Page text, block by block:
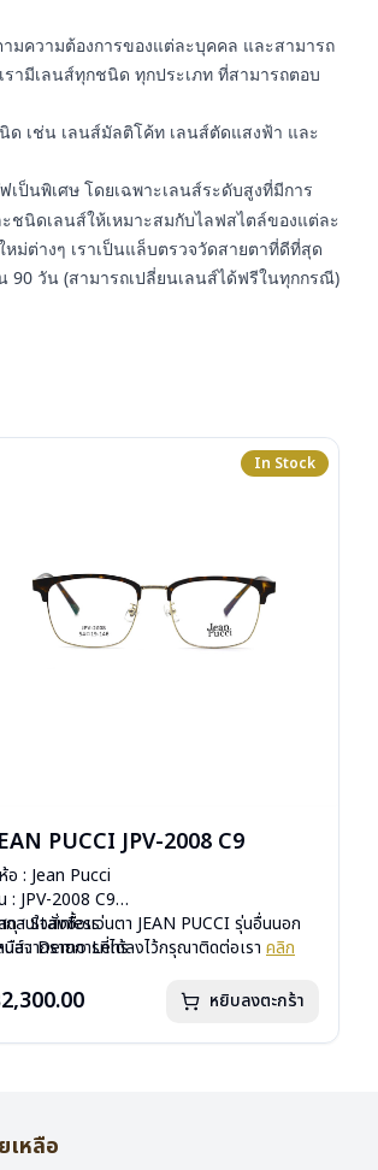
มความต้องการของแต่ละบุคคล และสามารถ
ามีเลนส์ทุกชนิด ทุกประเภท ที่สามารถตอบ
ด เช่น เลนส์มัลติโค้ท เลนส์ตัดแสงฟ้า และ
เป็นพิเศษ โดยเฉพาะเลนส์ระดับสูงที่มีการ
ชนิดเลนส์ให้เหมาะสมกับไลฟสไตล์ของแต่ละ
ม่ต่างๆ เราเป็นแล็บตรวจวัดสายตาที่ดีที่สุด
90 วัน (สามารถเปลี่ยนเลนส์ได้ฟรีในทุกกรณี)
In Stock
PUCCI JPV-2008 C9
อ : Jean Pucci
: JPV-2008 C9
ดุ : Stainless
นส์ : Demo Lens
หนัก : 21 กรัม
รรับประกัน : 1 ปี
กสนใจสั่งชื้อแว่นตา JEAN PUCCI รุ่นอื่นนอก
นือจากรายการที่ได้ลงไว้กรุณาติดต่อเรา คลิก
หยิบลงตะกร้า
เหลือ